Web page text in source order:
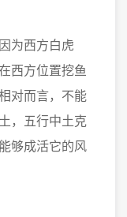
为西方白虎
西方位置挖鱼
对而言，不能
，五行中土克
够成活它的风